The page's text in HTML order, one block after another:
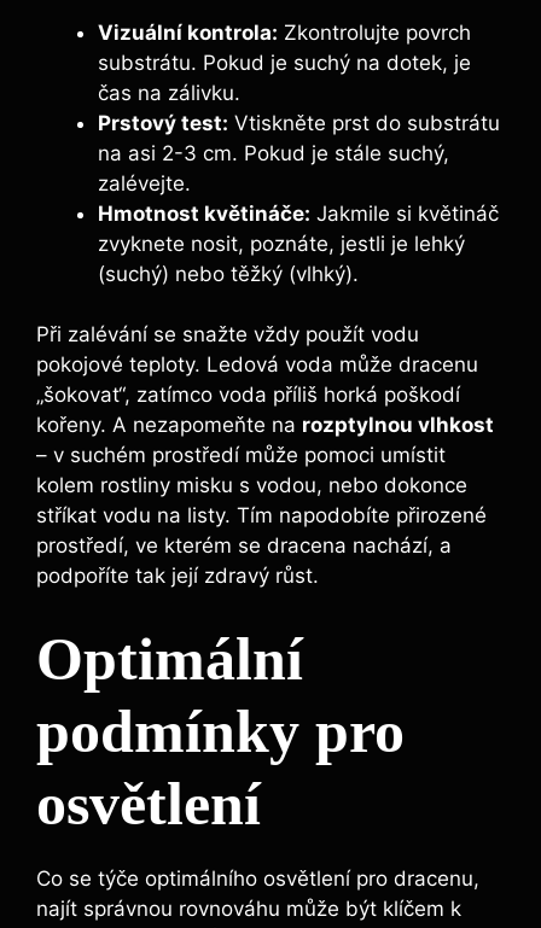
Vizuální kontrola: Zkontrolujte povrch
substrátu. Pokud je suchý na dotek, je
čas na zálivku.
Prstový test: Vtiskněte prst do substrátu
na asi 2-3 cm. Pokud je stále suchý,
zalévejte.
Hmotnost květináče: Jakmile si květináč
zvyknete nosit, poznáte, jestli je lehký
(suchý) nebo těžký (vlhký).
Při zalévání se snažte vždy použít vodu
pokojové teploty. Ledová voda může dracenu
„šokovat“, zatímco voda příliš horká poškodí
kořeny. A nezapomeňte na rozptylnou vlhkost
– v suchém prostředí může pomoci umístit
kolem rostliny misku s vodou, nebo dokonce
stříkat vodu na listy. Tím napodobíte přirozené
prostředí, ve kterém se dracena nachází, a
podpoříte tak její zdravý růst.
Optimální
podmínky pro
osvětlení
Co se týče optimálního osvětlení pro dracenu,
najít správnou rovnováhu může být klíčem k